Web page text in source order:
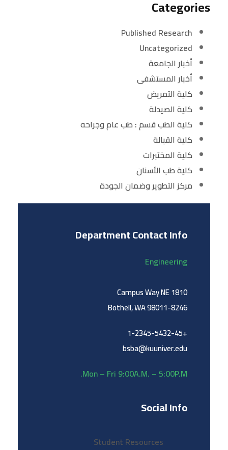
Categories
Published Research
Uncategorized
أخبار الجامعة
أخبار المستشفى
كلية التمريض
كلية الصيدلة
كلية الطب قسم : طب عام وجراحه
كلية القبالة
كلية المختبرات
كلية طب الأسنان
مركز التطوير وضمان الجودة
Department Contact Info
Engineering
1810 Campus Way NE
Bothell, WA 98011-8246
+1-2345-5432-45
bsba@kuuniver.edu
Mon – Fri 9:00A.M. – 5:00P.M.
Social Info
Student Resources